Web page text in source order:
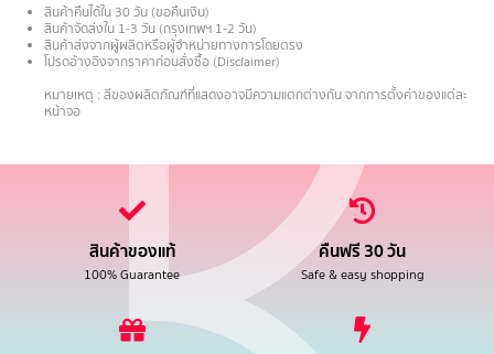
สินค้าคืนได้ใน 30 วัน (ขอคืนเงิน)
สินค้าจัดส่งใน 1-3 วัน (กรุงเทพฯ 1-2 วัน)
สินค้าส่งจากผู้ผลิตหรือผู้จำหน่ายทางการโดยตรง
โปรดอ้างอิงจากราคาก่อนสั่งซื้อ (Disclaimer)
หมายเหตุ : สีของผลิตภัณฑ์ที่แสดงอาจมีความแตกต่างกัน จากการตั้งค่าของแต่ละ
หน้าจอ
สินค้าของแท้
100% Guarantee
คืนฟรี 30 วัน
Safe & easy shopping